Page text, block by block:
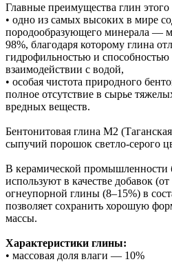
Главные преимущества глин
• одно из самых высоких в мире
породообразующего минерала —
98%, благодаря которому глина
гидрофильностью и
взаимодействии с водой,
• особая чистота природного
полное отсутствие в сырье
вредных веществ.
Бентонитовая глина М2
сыпучий порошок светло-серого
В керамической промышленности
используют в качестве добавок
огнеупорной глины (8–15%) в
позволяет сохранить хорошую
массы.
Характеристики глины:
• массовая доля влаги — 10%